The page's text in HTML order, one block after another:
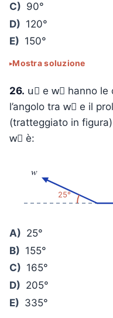
C) 90°
D) 120°
E) 150°
Mostra soluzione
26. u⃗ e w⃗ hanno le
l’angolo tra w⃗ e il
(tratteggiato in
w⃗ è:
w
25°
A) 25°
B) 155°
C) 165°
D) 205°
E) 335°